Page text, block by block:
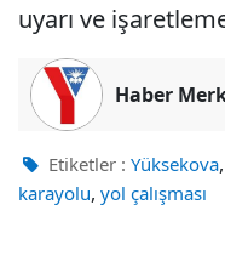
uyarı ve
Haber
Etiketler : Yüksekova,
karayolu, yol çalışması